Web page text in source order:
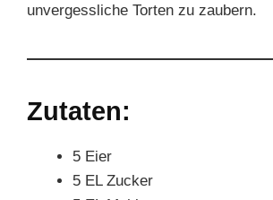
unvergessliche Torten zu zaubern.
Zutaten:
5 Eier
5 EL Zucker